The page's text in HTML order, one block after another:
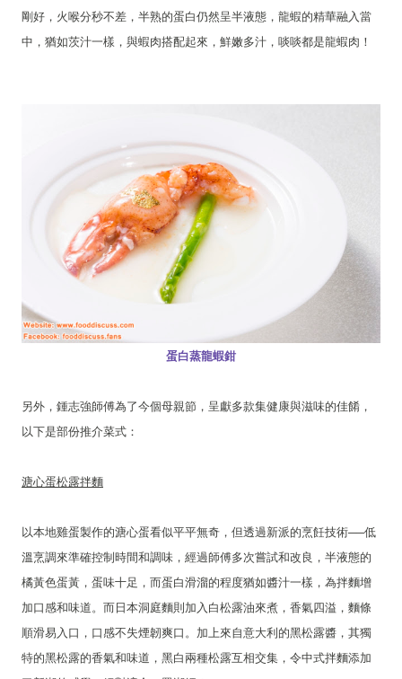
剛好，火喉分秒不差，半熟的蛋白仍然呈半液態，龍蝦的精華融入當
中，猶如茨汁一樣，與蝦肉搭配起來，鮮嫩多汁，啖啖都是龍蝦肉！
蛋白蒸龍蝦鉗
另外，鍾志強師傅為了今個母親節，呈獻多款集健康與滋味的佳餚，
以下是部份推介菜式：
溏心蛋松露拌麵
以本地雞蛋製作的溏心蛋看似平平無奇，但透過新派的烹飪技術──低
溫烹調來準確控制時間和調味，經過師傅多次嘗試和改良，半液態的
橘黃色蛋黃，蛋味十足，而蛋白滑溜的程度猶如醬汁一樣，為拌麵增
加口感和味道。而日本洞庭麵則加入白松露油來煮，香氣四溢，麵條
順滑易入口，口感不失煙韌爽口。加上來自意大利的黑松露醬，其獨
特的黑松露的香氣和味道，黑白兩種松露互相交集，令中式拌麵添加